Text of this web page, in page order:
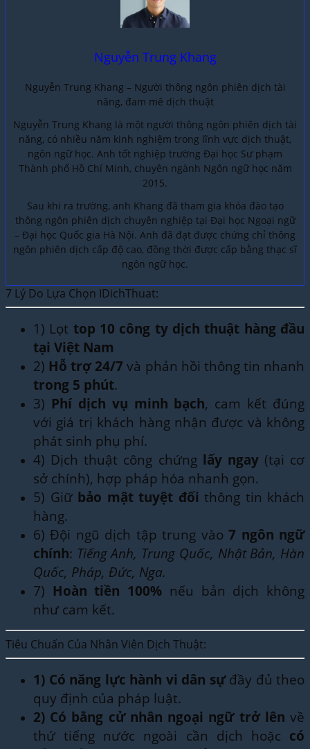
Nguyễn Trung Khang
Nguyễn Trung Khang – Người thông ngôn phiên dịch tài
năng, đam mê dịch thuật
Nguyễn Trung Khang là một người thông ngôn phiên dịch tài
năng, có nhiều năm kinh nghiệm trong lĩnh vực dịch thuật,
ngôn ngữ học. Anh tốt nghiệp trường Đại học Sư phạm
Thành phố Hồ Chí Minh, chuyên ngành Ngôn ngữ học năm
2015.
Sau khi ra trường, anh Khang đã tham gia khóa đào tạo
thông ngôn phiên dịch chuyên nghiệp tại Đại học Ngoại ngữ
– Đại học Quốc gia Hà Nội. Anh đã đạt được chứng chỉ thông
ngôn phiên dịch cấp độ cao, đồng thời được cấp bằng thạc sĩ
ngôn ngữ học.
7 Lý Do Lựa Chọn IDichThuat:
1) Lọt top 10 công ty dịch thuật hàng đầu
tại Việt Nam
2) Hỗ trợ 24/7 và phản hồi thông tin nhanh
trong 5 phút.
3) Phí dịch vụ minh bạch, cam kết đúng
với giá trị khách hàng nhận được và không
phát sinh phụ phí.
4) Dịch thuật công chứng lấy ngay(tại cơ
sở chính), hợp pháp hóa nhanh gọn.
5) Giữ bảo mật tuyệt đối thông tin khách
hàng.
6) Đội ngũ dịch tập trung vào7 ngôn ngữ
chính: Tiếng Anh, Trung Quốc, Nhật Bản, Hàn
Quốc, Pháp, Đức, Nga.
7) Hoàn tiền 100% nếu bản dịch không
như cam kết.
Tiêu Chuẩn Của Nhân Viên Dịch Thuật:
1) Có năng lực hành vi dân sựđầy đủ theo
quy định của pháp luật.
2) Có bằng cử nhân ngoại ngữ trở lên về
thứ tiếng nước ngoài cần dịch hoặc có